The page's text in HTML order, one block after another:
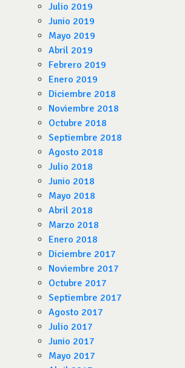
Julio 2019
Junio 2019
Mayo 2019
Abril 2019
Febrero 2019
Enero 2019
Diciembre 2018
Noviembre 2018
Octubre 2018
Septiembre 2018
Agosto 2018
Julio 2018
Junio 2018
Mayo 2018
Abril 2018
Marzo 2018
Enero 2018
Diciembre 2017
Noviembre 2017
Octubre 2017
Septiembre 2017
Agosto 2017
Julio 2017
Junio 2017
Mayo 2017